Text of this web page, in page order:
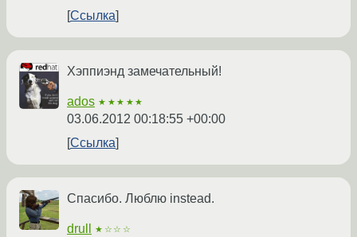
Ссылка
Хэппиэнд замечательный!
ados ★★★★★
03.06.2012 00:18:55 +00:00
Ссылка
Спасибо. Люблю instead.
drull ★☆☆☆